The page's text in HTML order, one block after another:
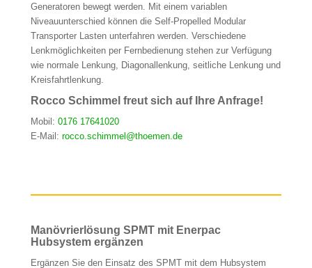
Generatoren bewegt werden. Mit einem variablen
Niveauunterschied können die Self-Propelled Modular
Transporter Lasten unterfahren werden. Verschiedene
Lenkmöglichkeiten per Fernbedienung stehen zur Verfügung
wie normale Lenkung, Diagonallenkung, seitliche Lenkung und
Kreisfahrtlenkung.
Rocco Schimmel freut sich auf Ihre Anfrage!
Mobil: 0176 17641020
E-Mail: rocco.schimmel@thoemen.de
Manövrierlösung SPMT mit Enerpac
Hubsystem ergänzen
Ergänzen Sie den Einsatz des SPMT mit dem Hubsystem